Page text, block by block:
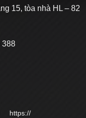
15, tòa nhà HL – 82
388
https://